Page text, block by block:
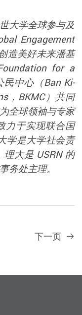
大学全球参与及
Engagement
造美好未来潘基
for a
民中心（Ban Ki-
，BKMC） 共同
全球领袖与专家
力于实现联合国
学是大学社会责
理大是 USRN的
务处主理。
下一页